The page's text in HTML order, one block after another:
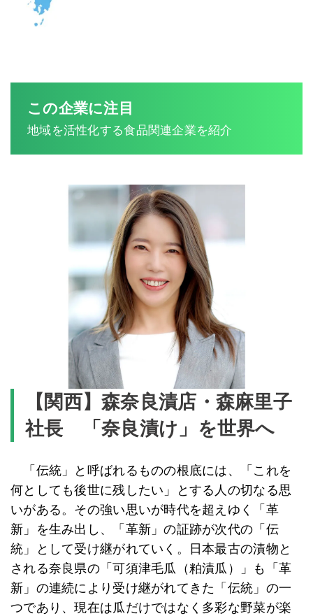
この企業に注目
地域を活性化する食品関連企業を紹介
【関西】森奈良漬店・森麻里子
社長 「奈良漬け」を世界へ
「伝統」と呼ばれるものの根底には、「これを
何としても後世に残したい」とする人の切なる思
いがある。その強い思いが時代を超えゆく「革
新」を生み出し、「革新」の証跡が次代の「伝
統」として受け継がれていく。日本最古の漬物と
される奈良県の「可須津毛瓜（粕漬瓜）」も「革
新」の連続により受け継がれてきた「伝統」の一
つであり、現在は瓜だけではなく多彩な野菜が楽